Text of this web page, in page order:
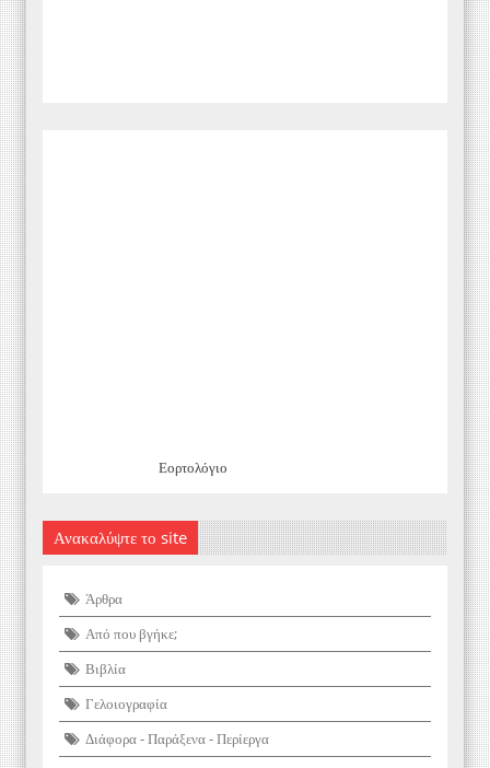
Εορτολόγιο
Ανακαλύψτε το site
Άρθρα
Από που βγήκε;
Βιβλία
Γελοιογραφία
Διάφορα - Παράξενα - Περίεργα